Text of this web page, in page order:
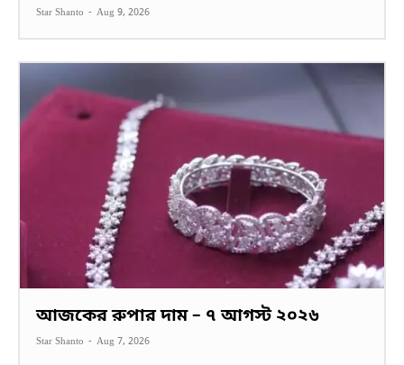
Star Shanto - Aug 9, 2026
আজকের রুপার দাম – ৭ আগস্ট ২০২৬
Star Shanto - Aug 7, 2026